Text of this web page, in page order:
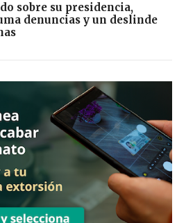
sobre su presidencia,
denuncias y un deslinde